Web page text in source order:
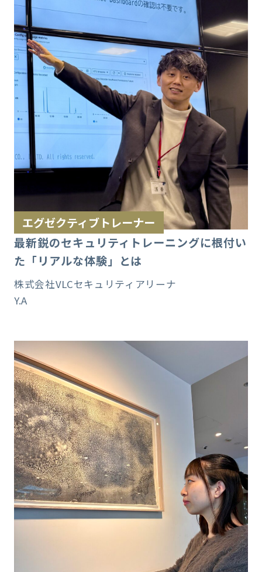
エグゼクティブトレーナー
最新鋭のセキュリティトレーニングに根付い
た「リアルな体験」とは
株式会社VLCセキュリティアリーナ
Y.A